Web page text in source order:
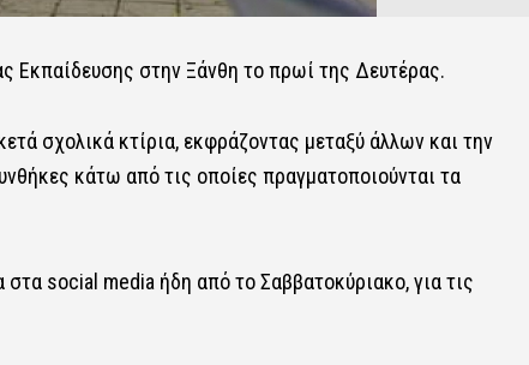
Εκπαίδευσης στην Ξάνθη το πρωί της Δευτέρας.
σχολικά κτίρια, εκφράζοντας μεταξύ άλλων και την
κάτω από τις οποίες πραγματοποιούνται τα
social media ήδη από το Σαββατοκύριακο, για τις